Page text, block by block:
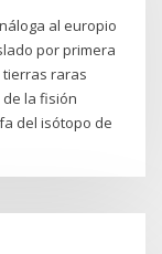
al europio
por primera
tierras raras
la fisión
del isótopo de